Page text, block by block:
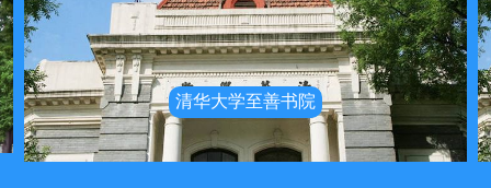
清华大学至善书院